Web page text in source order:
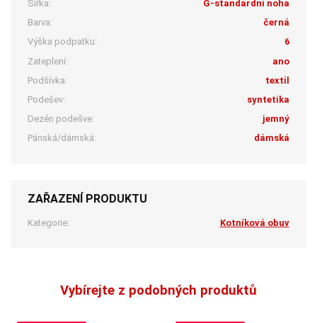
Šířka:
G-standardní noha
Barva:
černá
Výška podpatku:
6
Zateplení:
ano
Podšívka:
textil
Podešev:
syntetika
Dezén podešve:
jemný
Pánská/dámská:
dámská
ZAŘAZENÍ PRODUKTU
Kategorie: Kotníková obuv
Vybírejte z podobných produktů